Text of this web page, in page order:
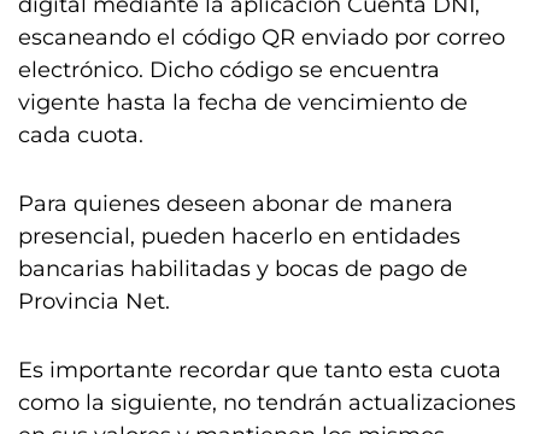
escaneando el código QR enviado por correo
electrónico. Dicho código se encuentra
vigente hasta la fecha de vencimiento de
cada cuota.
Para quienes deseen abonar de manera
presencial, pueden hacerlo en entidades
bancarias habilitadas y bocas de pago de
Provincia Net.
Es importante recordar que tanto esta cuota
como la siguiente, no tendrán actualizaciones